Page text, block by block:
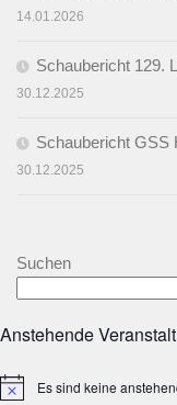
14.01.2026
Schaubericht 129.
30.12.2025
Schaubericht GSS
30.12.2025
Suchen
Anstehende
HinweisEs sind keine